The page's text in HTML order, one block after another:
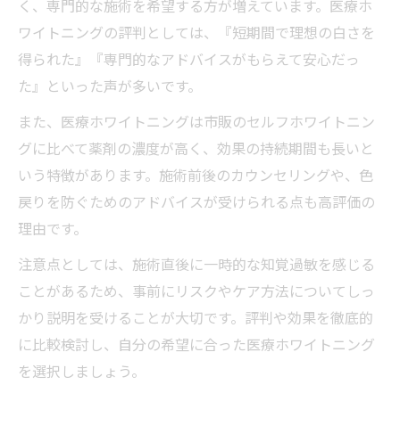
く、専門的な施術を希望する方が増えています。医療ホ
ワイトニングの評判としては、『短期間で理想の白さを
得られた』『専門的なアドバイスがもらえて安心だっ
た』といった声が多いです。
また、医療ホワイトニングは市販のセルフホワイトニン
グに比べて薬剤の濃度が高く、効果の持続期間も長いと
いう特徴があります。施術前後のカウンセリングや、色
戻りを防ぐためのアドバイスが受けられる点も高評価の
理由です。
注意点としては、施術直後に一時的な知覚過敏を感じる
ことがあるため、事前にリスクやケア方法についてしっ
かり説明を受けることが大切です。評判や効果を徹底的
に比較検討し、自分の希望に合った医療ホワイトニング
を選択しましょう。